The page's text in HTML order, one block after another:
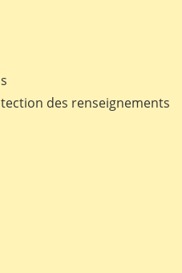
des renseignements